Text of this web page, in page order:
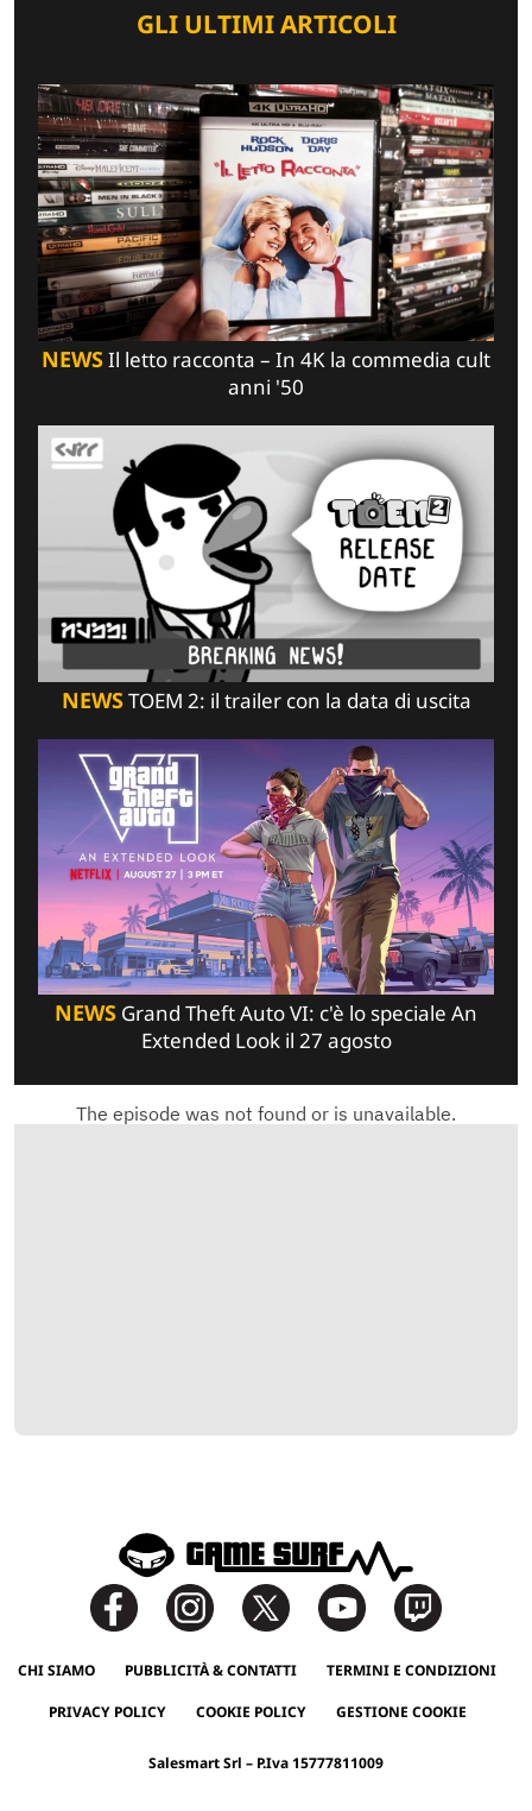
GLI ULTIMI ARTICOLI
NEWSIl letto racconta – In 4K la commedia cult
anni '50
NEWSTOEM 2: il trailer con la data di uscita
NEWS Grand Theft Auto VI: c'è lo speciale An
Extended Look il 27 agosto
CHI SIAMO PUBBLICITÀ & CONTATTI TERMINI E CONDIZIONI
PRIVACY POLICY COOKIE POLICY GESTIONE COOKIE
Salesmart Srl – P.Iva 15777811009